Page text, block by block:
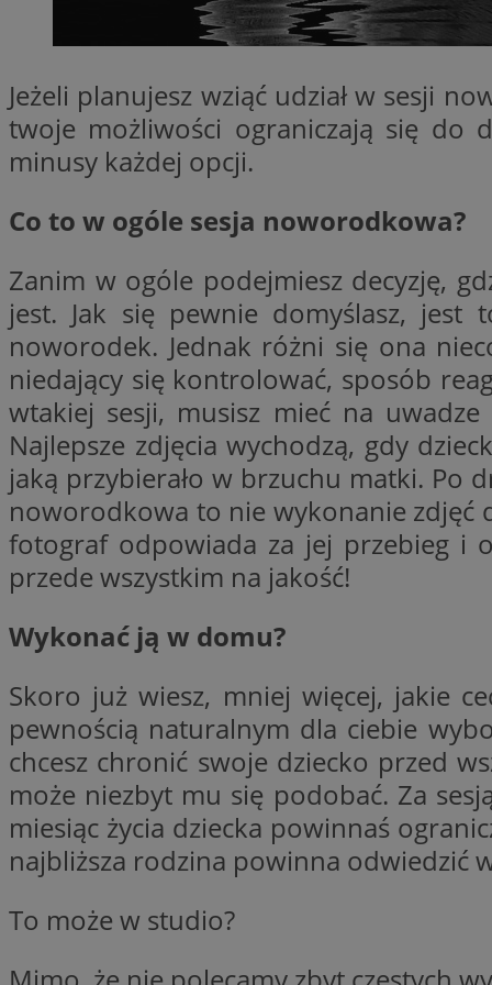
Jeżeli planujesz wziąć udział w sesji
twoje możliwości ograniczają się do
minusy każdej opcji.
Co to w ogóle sesja noworodkowa?
Zanim w ogóle podejmiesz decyzję,
jest. Jak się pewnie domyślasz, jest
noworodek. Jednak różni się ona
niedający się kontrolować, sposób
wtakiej sesji, musisz mieć na
Najlepsze zdjęcia wychodzą, gdy
jaką przybierało w brzuchu matki. Po
noworodkowa to nie wykonanie zdjęć
fotograf odpowiada za jej przebieg i
przede wszystkim na jakość!
Wykonać ją w domu?
Skoro już wiesz, mniej więcej, jakie
pewnością naturalnym dla ciebie
chcesz chronić swoje dziecko przed
może niezbyt mu się podobać. Za
miesiąc życia dziecka powinnaś
najbliższa rodzina powinna odwiedzić
To może w studio?
QeSessID
MvSessID
CookieScriptConsent
__cf_bm
INGRESSCOOKIE
li_gc
_clck
_clsk
pb_rtb_ev_part
__gads
__Secure-
ROLLOUT_TOKEN
visid_incap_3220524